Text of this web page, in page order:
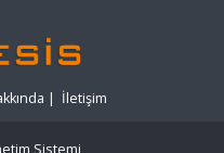
| İletişim
Sistemi